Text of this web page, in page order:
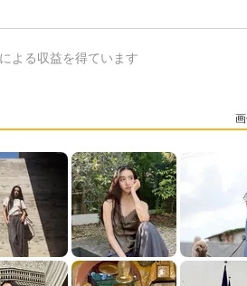
よる収益を得ています